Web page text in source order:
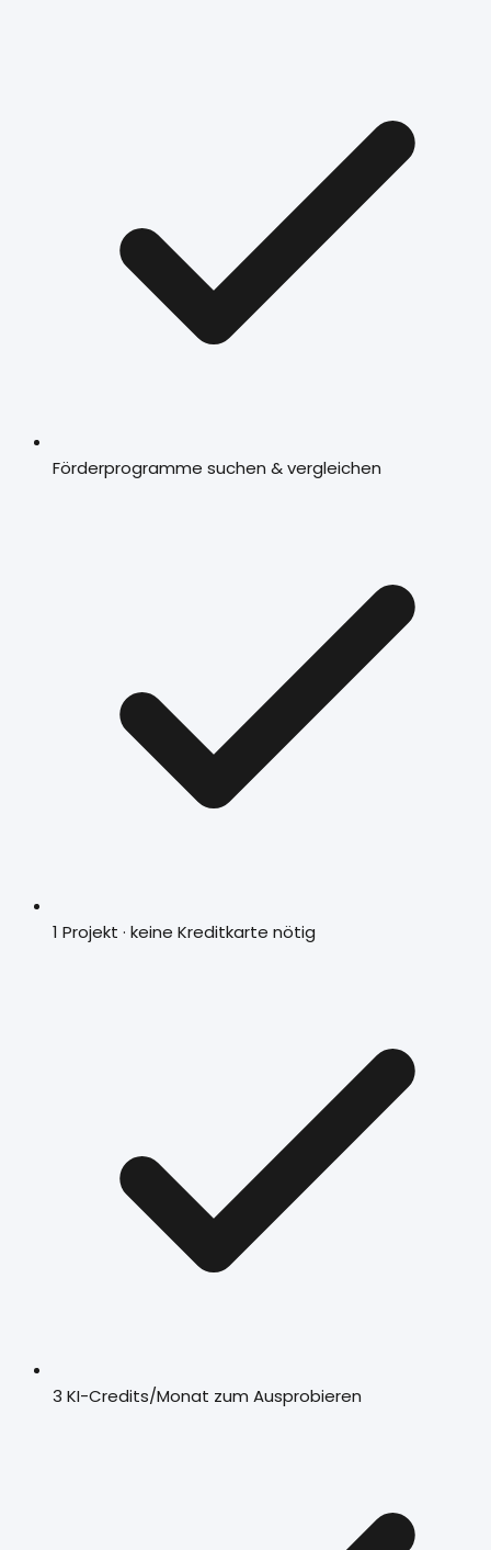
Förderprogramme suchen & vergleichen
1 Projekt · keine Kreditkarte nötig
3 KI-Credits/Monat zum Ausprobieren